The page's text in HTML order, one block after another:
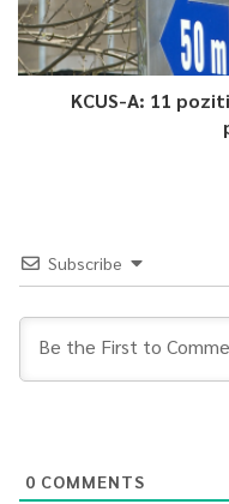
KCUS-A: 11
Subscribe
0 COMMENTS